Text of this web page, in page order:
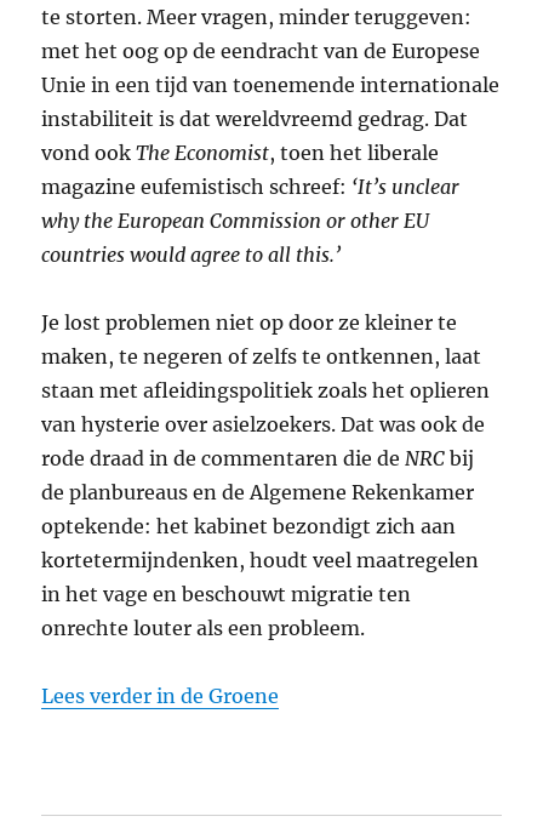
te storten. Meer vragen, minder teruggeven:
met het oog op de eendracht van de Europese
Unie in een tijd van toenemende internationale
instabiliteit is dat wereldvreemd gedrag. Dat
vond ookThe Economist, toen het liberale
magazine eufemistisch schreef: ‘It’s unclear
why the European Commission or other EU
countries would agree to all this.’
Je lost problemen niet op door ze kleiner te
maken, te negeren of zelfs te ontkennen, laat
staan met afleidingspolitiek zoals het oplieren
van hysterie over asielzoekers. Dat was ook de
rode draad in de commentaren die deNRC bij
de planbureaus en de Algemene Rekenkamer
optekende: het kabinet bezondigt zich aan
kortetermijndenken, houdt veel maatregelen
in het vage en beschouwt migratie ten
onrechte louter als een probleem.
Lees verder in de Groene